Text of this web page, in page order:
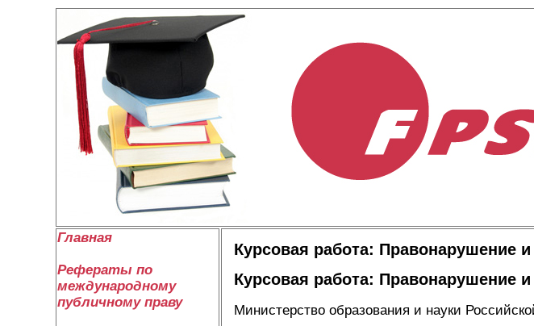
Главная
Рефераты по
международному
публичному праву
Курсовая работа: Правонарушение
Курсовая работа: Правонарушение
Министерство образования и науки